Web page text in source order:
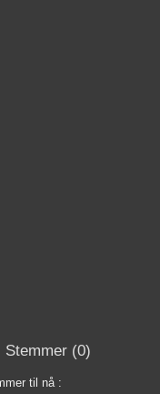
Stemmer (0)
til nå :